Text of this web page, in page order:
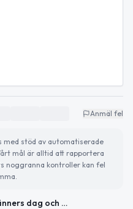
Anmäl fel
med stöd av automatiserade
mål är alltid att rapportera
noggranna kontroller kan fel
Fira Gamla vänners dag och Kristi himmelsfärdsafton – dagens väder och aktuella händelser